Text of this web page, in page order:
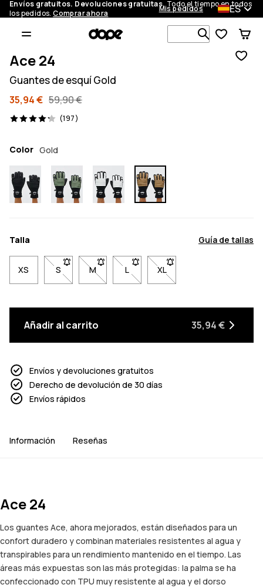
Envíos gratuitos. Devoluciones gratuitas.Todo el tiempo en todos
los pedidos.Comprar ahora Mis pedidos ES
Busca en
Ace 24
Guantes de esquí Gold
35,94 € 59,90 €
(197)
197 opiniones, 4.2/5
Color Gold
Talla Guía de tallas
XS S- Talla S no disponible. Haz clic para ser notificado
M- Talla M no disponible. Haz clic para ser
L- Talla L no disponible. Haz clic
XL- Talla XL no disponible.
Añadir al carrito 35,94 €
Envíos y devoluciones gratuitos
Derecho de devolución de 30 días
Envíos rápidos
Información Reseñas
Ace 24
Los guantes Ace, ahora mejorados, están diseñados para un
confort duradero y combinan materiales resistentes al agua y
transpirables para un rendimiento mantenido en el tiempo. Las
áreas más expuestas son las más protegidas: la palma se ha
confeccionado con TPU muy resistente al agua y el dorso